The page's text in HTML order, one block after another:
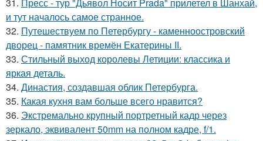
и тут началось самое странное.
32. Путешествуем по Петербургу - каменноостровский
дворец - памятник времён Екатерины II.
33. Стильный выход королевы Летиции: классика и
яркая деталь.
34. Династия, создавшая облик Петербурга.
35. Какая кухня вам больше всего нравится?
36. Экстремально крупный портретный кадр через
зеркало, эквивалент 50mm на полном кадре, f/1.